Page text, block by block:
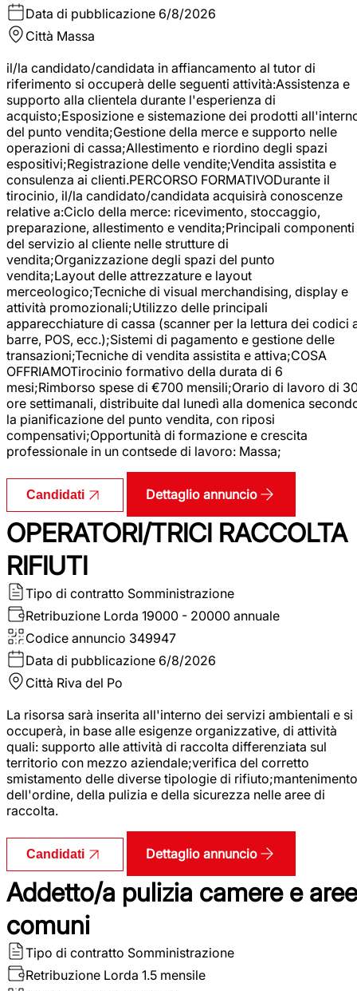
Data di pubblicazione 6/8/2026
Città Massa
il/la candidato/candidata in affiancamento al tutor di
riferimento si occuperà delle seguenti attività:Assistenza e
supporto alla clientela durante l'esperienza di
acquisto;Esposizione e sistemazione dei prodotti
del punto vendita;Gestione della merce e supporto nelle
operazioni di cassa;Allestimento e riordino degli spazi
espositivi;Registrazione delle vendite;Vendita assistita e
consulenza ai clienti.PERCORSO FORMATIVODurante il
tirocinio, il/la candidato/candidata acquisirà conoscenze
relative a:Ciclo della merce: ricevimento, stoccaggio,
preparazione, allestimento e vendita;Principali componenti
del servizio al cliente nelle strutture di
vendita;Organizzazione degli spazi del punto
vendita;Layout delle attrezzature e layout
merceologico;Tecniche di visual merchandising, display e
attività promozionali;Utilizzo delle principali
apparecchiature di cassa (scanner per la lettura dei codici
barre, POS, ecc.);Sistemi di pagamento e gestione delle
transazioni;Tecniche di vendita assistita e attiva;COSA
OFFRIAMOTirocinio formativo della durata di 6
mesi;Rimborso spese di €700 mensili;Orario di lavoro di
ore settimanali, distribuite dal lunedì alla domenica
la pianificazione del punto vendita, con riposi
compensativi;Opportunità di formazione e crescita
professionale in un contsede di lavoro: Massa;
Candidati Dettaglio annuncio
OPERATORI/TRICI RACCOLTA
RIFIUTI
Tipo di contratto Somministrazione
Retribuzione Lorda 19000 - 20000 annuale
Codice annuncio 349947
Data di pubblicazione 6/8/2026
Città Riva del Po
La risorsa sarà inserita all'interno dei servizi ambientali e si
occuperà, in base alle esigenze organizzative, di attività
quali: supporto alle attività di raccolta differenziata sul
territorio con mezzo aziendale;verifica del corretto
smistamento delle diverse tipologie di rifiuto;mantenimento
dell'ordine, della pulizia e della sicurezza nelle aree di
raccolta.
Candidati Dettaglio annuncio
Addetto/a pulizia camere e aree
comuni
Tipo di contratto Somministrazione
Retribuzione Lorda 1.5 mensile